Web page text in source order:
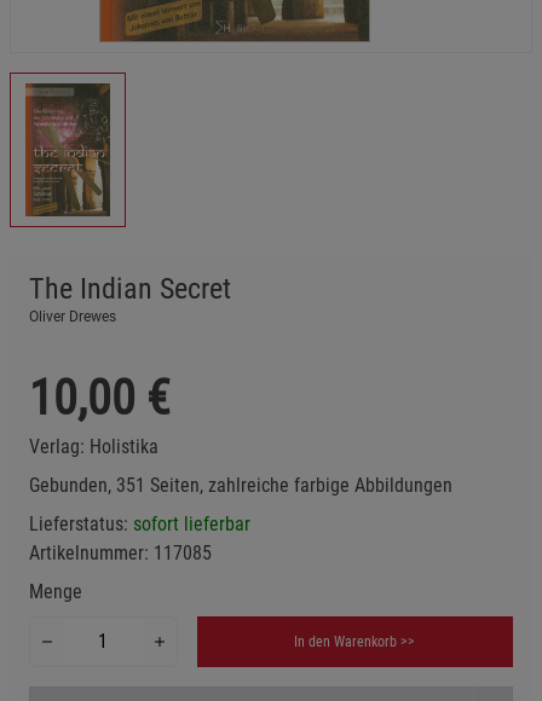
The Indian Secret
Oliver Drewes
10,00 €
Verlag: Holistika
Gebunden, 351 Seiten, zahlreiche farbige Abbildungen
Lieferstatus: sofort lieferbar
Artikelnummer: 117085
Menge
In den Warenkorb >>